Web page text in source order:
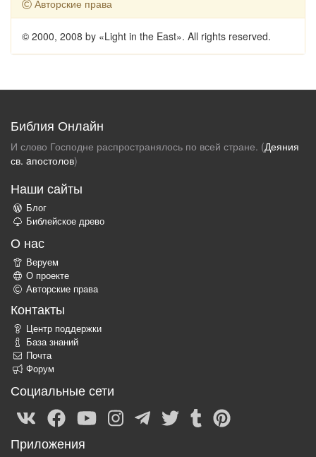
Авторские права
© 2000, 2008 by «Light in the East». All rights reserved.
Библия Онлайн
И слово Господне распространялось по всей стране. (Деяния
св. aпостолов)
Наши сайты
Блог
Библейское древо
О нас
Веруем
О проекте
Авторские права
Контакты
Центр поддержки
База знаний
Почта
Форум
Социальные сети
Приложения